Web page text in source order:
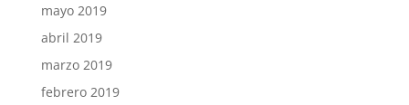
mayo 2019
abril 2019
marzo 2019
febrero 2019